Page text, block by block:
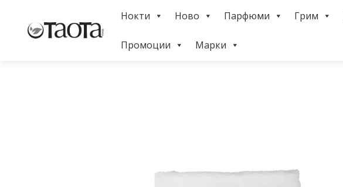
content
Menu
Нокти Ново Парфюми Грим
Промоции Марки